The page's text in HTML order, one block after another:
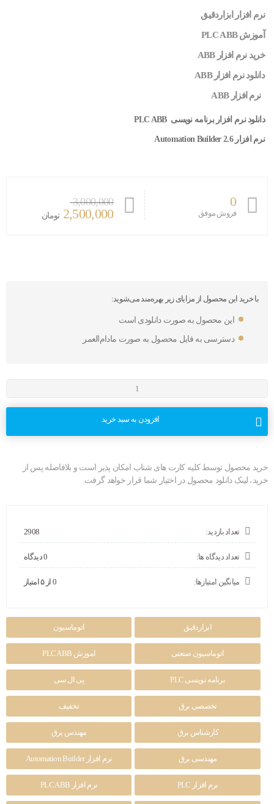
نرم افزار ابزاردقیق
آموزش PLC ABB
خرید نرم افزار ABB
دانلود نرم افزار ABB
نرم افزار ABB
دانلود نرم افزار برنامه نویسی PLC ABB
نرم افزار Automation Builder 2.6
0
فروش موفق
3,000,000
2,500,000 تومان
با خرید این محصول از مزایای زیر بهره‌مند می‌شوید:
این محصول به صورت دانلودی است
دسترسی به فایل محصول به صورت مادام‌العمر
افزودن به سبد خرید
خرید محصول توسط کلیه کارت های شتاب امکان پذیر است و بلافاصله پس از
خرید، لینک دانلود محصول در اختیار شما قرار خواهد گرفت.
تعداد بازدید: 2908
تعداد دیدگاه ها: 0 دیدگاه
میانگین امتیازها: 0 از ۵ امتیاز
ابزاردقیق اتوماسیون
اتوماسیون صنعتی اموزش PLC ABB
برنامه نویسی PLC پی ال سی
تخصصی برق تخفیف
کارشناس برق مهندس یرق
مهندسی برق نرم افزار Automation Builder
نرم افزار PLC نرم افزار PLC ABB